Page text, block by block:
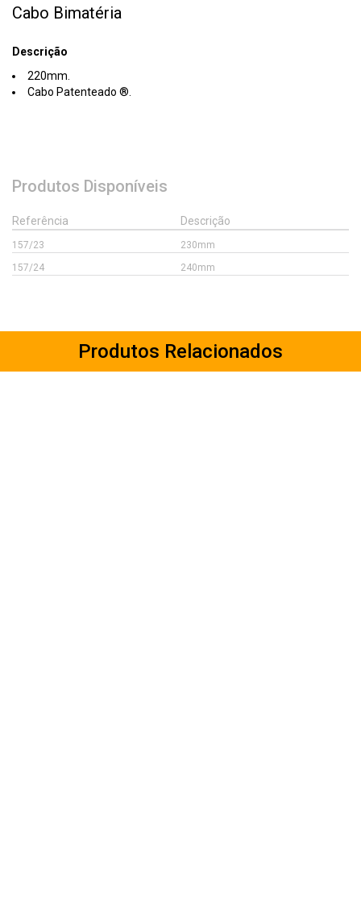
Cabo Bimatéria
Descrição
220mm.
Cabo Patenteado ®.
Produtos Disponíveis
Referência
157/23
157/24
Descrição
230mm
240mm
Produtos Relacionados